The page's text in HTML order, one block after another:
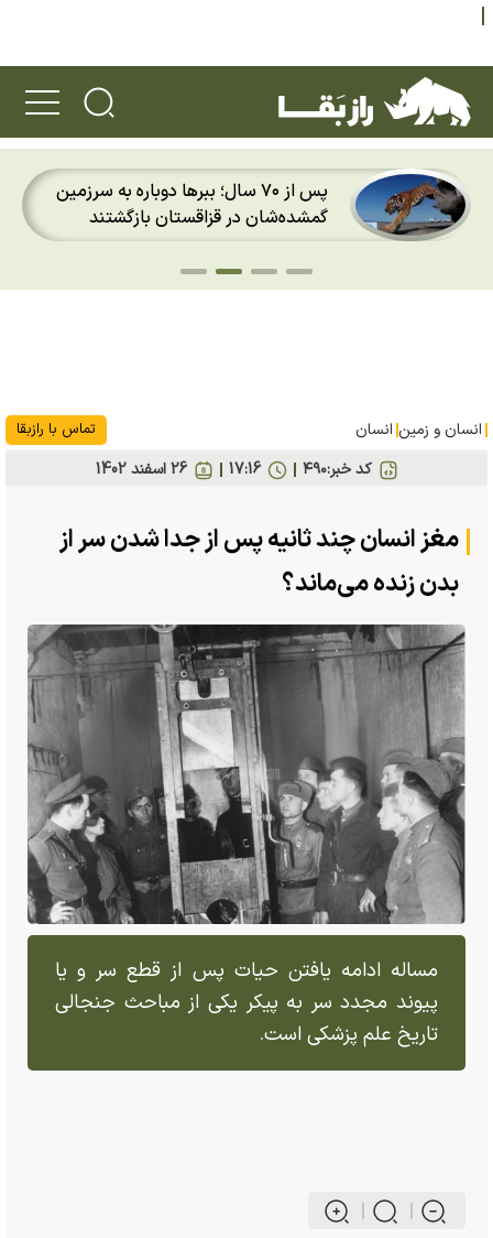
پس از ۷۰ سال؛ ببرها دوباره به سرزمین
گمشده‌شان در قزاقستان بازگشتند
انسان و زمین انسان تماس با رازبقا
کد خبر:۴۹۰ 26 اسفند 1402 17:16
مغز انسان چند ثانیه پس از جدا شدن سر از
بدن زنده می‌ماند؟
مساله ادامه یافتن حیات پس از قطع سر و یا
پیوند مجدد سر به پیکر یکی از مباحث جنجالی
تاریخ علم پزشکی است.